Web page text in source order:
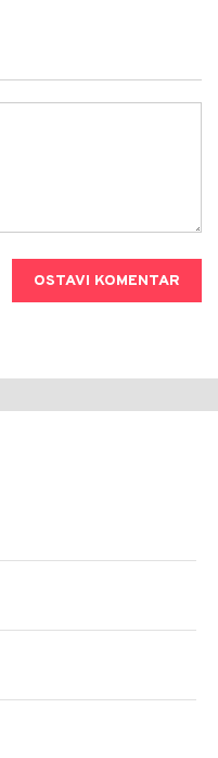
OSTAVI KOMENTAR